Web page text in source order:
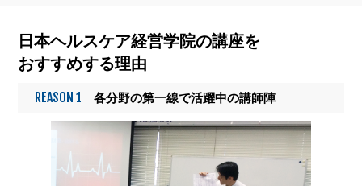
日本ヘルスケア経営学院の講座を
おすすめする理由
REASON 1 各分野の第一線で活躍中の講師陣